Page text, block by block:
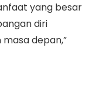
yang besar
diri
depan,”